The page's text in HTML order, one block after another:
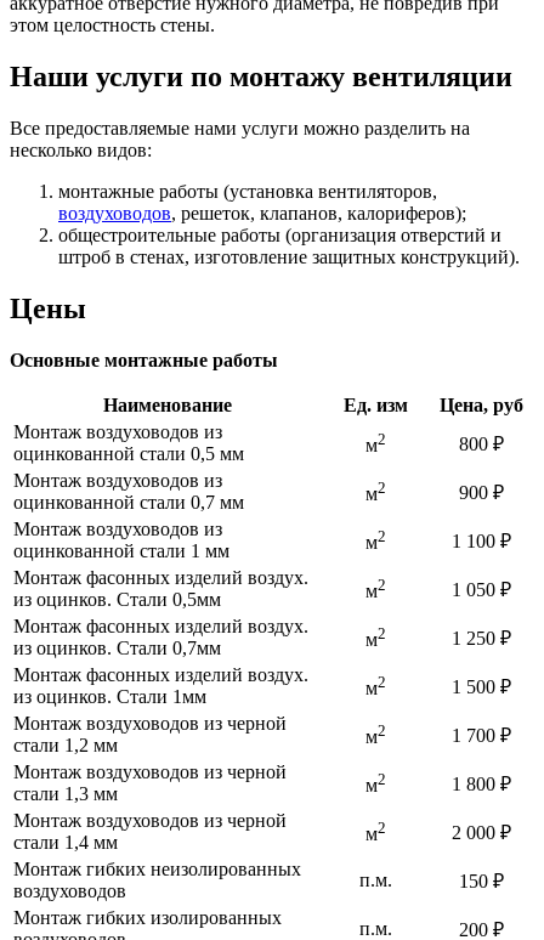
этом целостность стены.
Наши услуги по монтажу вентиляции
Все предоставляемые нами услуги можно разделить на
несколько видов:
монтажные работы (установка вентиляторов,
воздуховодов, решеток, клапанов, калориферов);
общестроительные работы (организация отверстий и
штроб в стенах, изготовление защитных конструкций).
Цены
Основные монтажные работы
Наименование Ед. изм
Цена, руб
Монтаж воздуховодов из
оцинкованной стали 0,5 мм
м2
800 ₽
Монтаж воздуховодов из
оцинкованной стали 0,7 мм
м2
900 ₽
Монтаж воздуховодов из
оцинкованной стали 1 мм
м2
1 100 ₽
Монтаж фасонных изделий воздух.
из оцинков. Стали 0,5мм
м2
1 050 ₽
Монтаж фасонных изделий воздух.
из оцинков. Стали 0,7мм
м2
1 250 ₽
Монтаж фасонных изделий воздух.
из оцинков. Стали 1мм
м2
1 500 ₽
Монтаж воздуховодов из черной
стали 1,2 мм
м2
1 700 ₽
Монтаж воздуховодов из черной
стали 1,3 мм
м2
1 800 ₽
Монтаж воздуховодов из черной
стали 1,4 мм
м2
2 000 ₽
Монтаж гибких неизолированных
воздуховодов
п.м.
150 ₽
Монтаж гибких изолированных
п.м. 200 ₽